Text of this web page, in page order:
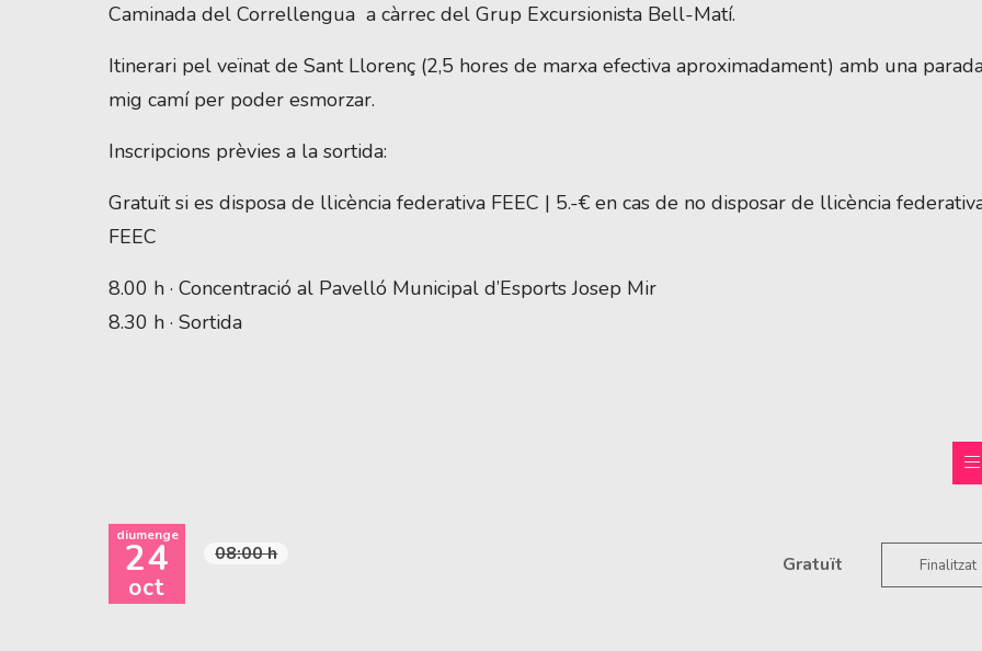
Caminada del Correllengua a càrrec del Grup Excursionista Bell-Matí.
Itinerari pel veïnat de Sant Llorenç (2,5 hores de marxa efectiva aproximadament) amb una
mig camí per poder esmorzar.
Inscripcions prèvies a la sortida:
Gratuït si es disposa de llicència federativa FEEC | 5.-€ en cas de no disposar de llicència
FEEC
8.00 h · Concentració al Pavelló Municipal d’Esports Josep Mir
8.30 h · Sortida
diumenge
24
oct
08:00 h Gratuït Finalitzat